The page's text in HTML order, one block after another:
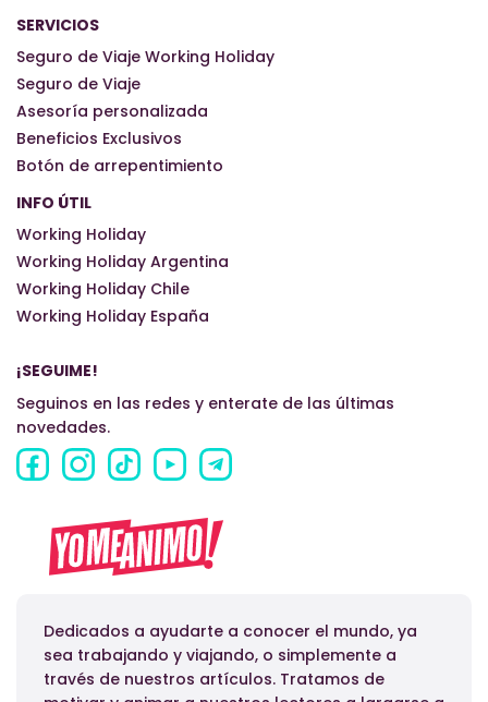
SERVICIOS
Seguro de Viaje Working Holiday
Seguro de Viaje
Asesoría personalizada
Beneficios Exclusivos
Botón de arrepentimiento
INFO ÚTIL
Working Holiday
Working Holiday Argentina
Working Holiday Chile
Working Holiday España
¡SEGUIME!
Seguinos en las redes y enterate de las últimas
novedades.
Dedicados a ayudarte a conocer el mundo, ya
sea trabajando y viajando, o simplemente a
través de nuestros artículos. Tratamos de